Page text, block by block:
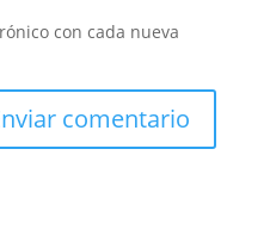
con cada nueva